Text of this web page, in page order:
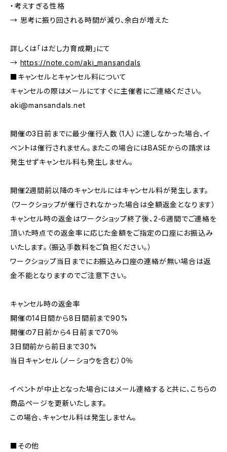
・考えすぎる性格
→ 思考に振り回される時間が減り、余白が増えた
詳しくは「はだし力育成期」にて
→ https://note.com/aki_mansandals
■キャンセルとキャンセル料について
キャンセルの際はメールにてすぐに主催者にご連絡ください。
aki@mansandals.net
開催の3日前までに最少催行人数（1人）に達しなかった場合、イ
ベントは催行されません。またこの場合にはBASEからの請求は
発生せずキャンセル料も発生しません。
開催2週間前以降のキャンセルにはキャンセル料が発生します。
（ワークショップが催行されなかった場合は全額返金となります）
キャンセル時の返金はワークショップ終了後、2-6週間でご連絡を
頂いた時点での返金率に応じた金額をご指定の口座にお振込み
いたします。（振込手数料をご負担ください。）
ワークショップ当日までにお振込み口座の連絡が無い場合は返
金不能となりますのでご注意下さい。
キャンセル時の返金率
開催の14日間から8日間前まで90%
開催の7日前から４日前まで70％
3日間前から前日まで30%
当日キャンセル（ノーショウを含む）0％
イベントが中止となった場合にはメール連絡すると共に、こちらの
商品ページを更新いたします。
この場合、キャンセル料は発生しません。
■その他